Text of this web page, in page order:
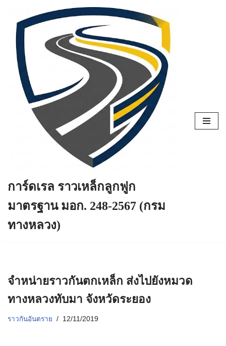
Skip
content
การ์ดเรล ราวเหล็กลูกฟูก
มาตรฐาน มอก. 248-2567 (กรม
ทางหลวง)
จำหน่ายราวกันตกเหล็ก ส่งไปยังหมวด
ทางหลวงทับมา จังหวัดระยอง
ราวกันอันตราย 12/11/2019